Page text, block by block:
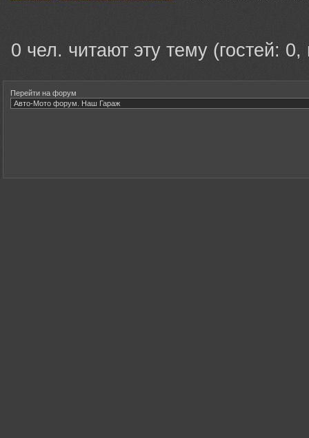
0 чел. читают эту тему (гостей:
Перейти на форум